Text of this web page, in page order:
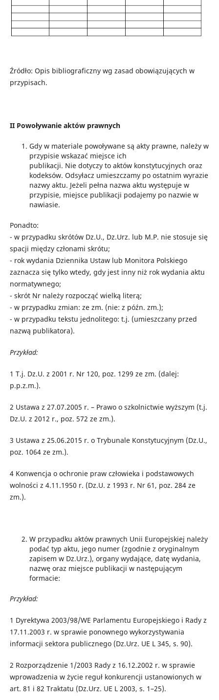
Źródło: Opis bibliograficzny wg zasad obowiązujących w
przypisach.
II Powoływanie aktów prawnych
Gdy w materiale powoływane są akty prawne, należy w
przypisie wskazać miejsce ich
publikacji. Nie dotyczy to aktów konstytucyjnych oraz
kodeksów. Odsyłacz umieszczamy po ostatnim wyrazie
nazwy aktu. Jeżeli pełna nazwa aktu występuje w
przypisie, miejsce publikacji podajemy po nazwie w
nawiasie.
Ponadto:
- w przypadku skrótów Dz.U., Dz.Urz. lub M.P. nie stosuje się
spacji między członami skrótu;
- rok wydania Dziennika Ustaw lub Monitora Polskiego
zaznacza się tylko wtedy, gdy jest inny niż rok wydania aktu
normatywnego;
- skrót Nr należy rozpocząć wielką literą;
- w przypadku zmian: ze zm. (nie: z późn. zm.);
- w przypadku tekstu jednolitego: t.j. (umieszczany przed
nazwą publikatora).
Przykład:
1 T.j. Dz.U. z 2001 r. Nr 120, poz. 1299 ze zm. (dalej:
p.p.z.m.).
2 Ustawa z 27.07.2005 r. – Prawo o szkolnictwie wyższym (t.j.
Dz.U. z 2012 r., poz. 572 ze zm.).
3 Ustawa z 25.06.2015 r. o Trybunale Konstytucyjnym (Dz.U.,
poz. 1064 ze zm.).
4 Konwencja o ochronie praw człowieka i podstawowych
wolności z 4.11.1950 r. (Dz.U. z 1993 r. Nr 61, poz. 284 ze
zm.).
W przypadku aktów prawnych Unii Europejskiej należy
podać typ aktu, jego numer (zgodnie z oryginalnym
zapisem w Dz.Urz.), organy wydające, datę wydania,
nazwę oraz miejsce publikacji w następującym
formacie:
Przykład:
1 Dyrektywa 2003/98/WE Parlamentu Europejskiego i Rady z
17.11.2003 r. w sprawie ponownego wykorzystywania
informacji sektora publicznego (Dz.Urz. UE L 345, s. 90).
2 Rozporządzenie 1/2003 Rady z 16.12.2002 r. w sprawie
wprowadzenia w życie reguł konkurencji ustanowionych w
art. 81 i 82 Traktatu (Dz.Urz. UE L 2003, s. 1–25).